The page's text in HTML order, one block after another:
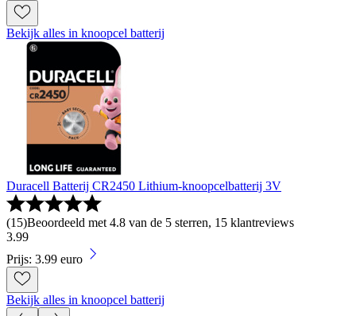
Bekijk alles in knoopcel batterij
Duracell Batterij CR2450 Lithium-knoopcelbatterij 3V
(15)Beoordeeld met 4.8 van de 5 sterren, 15 klantreviews
3.99
Prijs: 3.99 euro
Bekijk alles in knoopcel batterij